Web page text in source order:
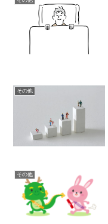
その他
その他